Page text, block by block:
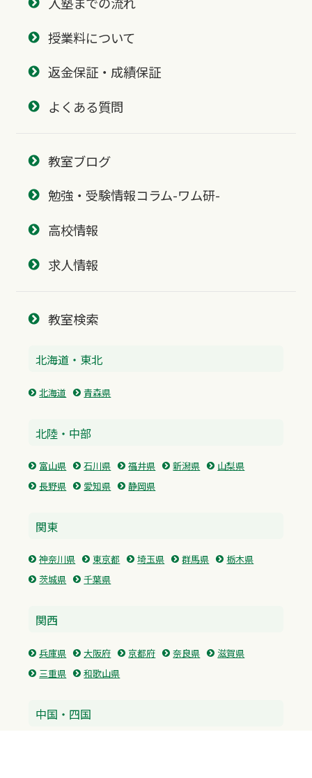
授業料について
返金保証・成績保証
よくある質問
教室ブログ
勉強・受験情報コラム-ワム研-
高校情報
求人情報
教室検索
北海道・東北
北海道 青森県
北陸・中部
富山県 石川県 福井県 新潟県
山梨県
長野県
愛知県 静岡県
関東
神奈川県 東京都 埼玉県 群馬県
栃木県
茨城県
千葉県
関西
兵庫県 大阪府 京都府 奈良県
滋賀県
三重県
和歌山県
中国・四国